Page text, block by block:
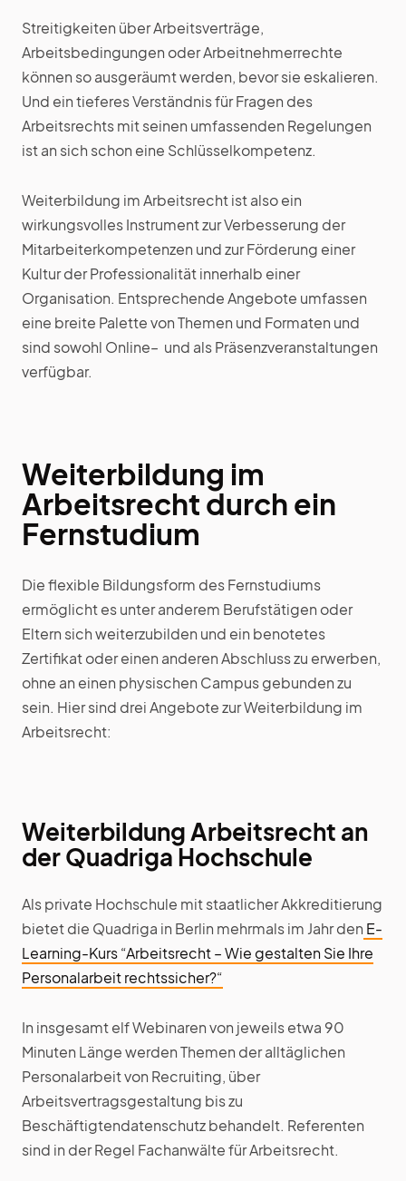
Streitigkeiten über Arbeitsverträge,
Arbeitsbedingungen oder Arbeitnehmerrechte
können so ausgeräumt werden, bevor sie eskalieren.
Und ein tieferes Verständnis für Fragen des
Arbeitsrechts mit seinen umfassenden Regelungen
ist an sich schon eine Schlüsselkompetenz.
Weiterbildung im Arbeitsrecht ist also ein
wirkungsvolles Instrument zur Verbesserung der
Mitarbeiterkompetenzen und zur Förderung einer
Kultur der Professionalität innerhalb einer
Organisation. Entsprechende Angebote umfassen
eine breite Palette von Themen und Formaten und
sind sowohl Online– und als Präsenzveranstaltungen
verfügbar.
Weiterbildung im
Arbeitsrecht durch ein
Fernstudium
Die flexible Bildungsform des Fernstudiums
ermöglicht es unter anderem Berufstätigen oder
Eltern sich weiterzubilden und ein benotetes
Zertifikat oder einen anderen Abschluss zu erwerben,
ohne an einen physischen Campus gebunden zu
sein. Hier sind drei Angebote zur Weiterbildung im
Arbeitsrecht:
Weiterbildung Arbeitsrecht an
der Quadriga Hochschule
Als private Hochschule mit staatlicher Akkreditierung
bietet die Quadriga in Berlin mehrmals im Jahr den E-
Learning-Kurs “Arbeitsrecht – Wie gestalten Sie Ihre
Personalarbeit rechtssicher?“
In insgesamt elf Webinaren von jeweils etwa 90
Minuten Länge werden Themen der alltäglichen
Personalarbeit von Recruiting, über
Arbeitsvertragsgestaltung bis zu
Beschäftigtendatenschutz behandelt. Referenten
sind in der Regel Fachanwälte für Arbeitsrecht.